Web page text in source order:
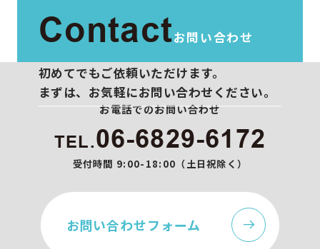
Contactお問い合わせ
初めてでもご依頼いただけます。
まずは、お気軽にお問い合わせください。
お電話でのお問い合わせ
TEL.06-6829-6172
受付時間 9:00-18:00（土日祝除く）
お問い合わせフォーム